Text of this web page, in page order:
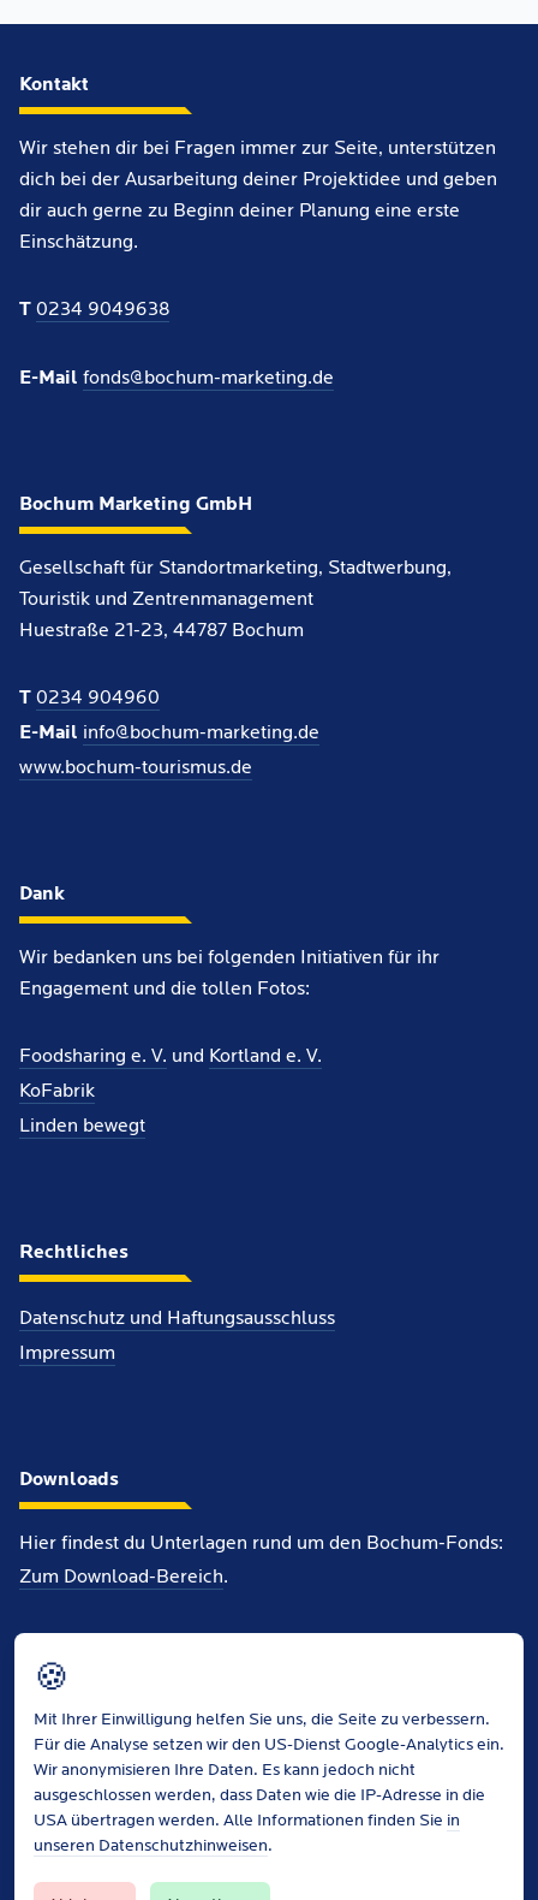
Kontakt
Wir stehen dir bei Fragen immer zur Seite, unterstützen
dich bei der Ausarbeitung deiner Projektidee und geben
dir auch gerne zu Beginn deiner Planung eine erste
Einschätzung.
T 0234 9049638
E-Mail fonds@bochum-marketing.de
Bochum Marketing GmbH
Gesellschaft für Standortmarketing, Stadtwerbung,
Touristik und Zentrenmanagement
Huestraße 21-23, 44787 Bochum
T 0234 904960
E-Mail info@bochum-marketing.de
www.bochum-tourismus.de
Dank
Wir bedanken uns bei folgenden Initiativen für ihr
Engagement und die tollen Fotos:
Foodsharing e. V. und Kortland e. V.
KoFabrik
Linden bewegt
Rechtliches
Datenschutz und Haftungsausschluss
Impressum
Downloads
Hier findest du Unterlagen rund um den Bochum-Fonds:
Zum Download-Bereich.
Antragsformular (PDF, 51KB)
Finanzierungsplan (PDF, 218KB)
🍪
Mit Ihrer Einwilligung helfen Sie uns, die Seite zu verbessern.
Für die Analyse setzen wir den US-Dienst Google-Analytics ein.
Wir anonymisieren Ihre Daten. Es kann jedoch nicht
ausgeschlossen werden, dass Daten wie die IP-Adresse in die
USA übertragen werden. Alle Informationen finden Sie in
unseren Datenschutzhinweisen.